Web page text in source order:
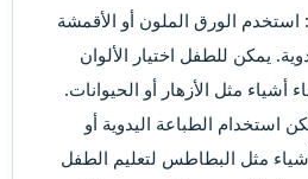
: استخدم الورق الملون أو الأقمشة
يمكن للطفل اختيار الألوان
أشياء مثل الأزهار أو الحيوانات.
استخدام الطباعة اليدوية أو
مثل البطاطس لتعليم الطفل